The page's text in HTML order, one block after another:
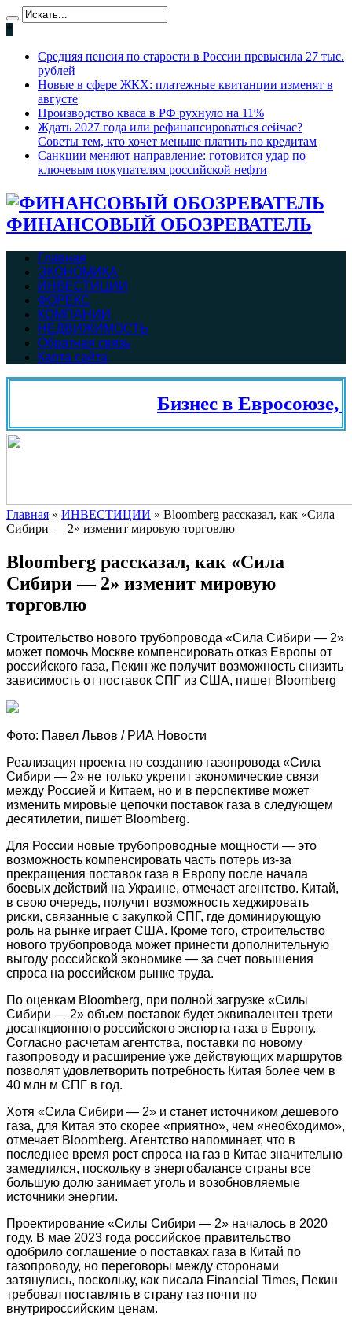
*
Средняя пенсия по старости в России превысила 27 тыс.
рублей
Новые в сфере ЖКХ: платежные квитанции изменят в
августе
Производство кваса в РФ рухнуло на 11%
Ждать 2027 года или рефинансироваться сейчас?
Советы тем, кто хочет меньше платить по кредитам
Санкции меняют направление: готовится удар по
ключевым покупателям российской нефти
ФИНАНСОВЫЙ ОБОЗРЕВАТЕЛЬ
Главная
ЭКОНОМИКА
ИНВЕСТИЦИИ
ФОРЕКС
КОМПАНИИ
НЕДВИЖИМОСТЬ
Обратная связь
Карта сайта
Бизнес в Евросоюзе,
Главная » ИНВЕСТИЦИИ » Bloomberg рассказал, как «Сила
Сибири — 2» изменит мировую торговлю
Bloomberg рассказал, как «Сила
Сибири — 2» изменит мировую
торговлю
Строительство нового трубопровода «Сила Сибири — 2»
может помочь Москве компенсировать отказ Европы от
российского газа, Пекин же получит возможность снизить
зависимость от поставок СПГ из США, пишет Bloomberg
Фото: Павел Львов / РИА Новости
Реализация проекта по созданию газопровода «Сила
Сибири — 2» не только укрепит экономические связи
между Россией и Китаем, но и в перспективе может
изменить мировые цепочки поставок газа в следующем
десятилетии, пишет Bloomberg.
Для России новые трубопроводные мощности — это
возможность компенсировать часть потерь из-за
прекращения поставок газа в Европу после начала
боевых действий на Украине, отмечает агентство. Китай,
в свою очередь, получит возможность хеджировать
риски, связанные с закупкой СПГ, где доминирующую
роль на рынке играет США. Кроме того, строительство
нового трубопровода может принести дополнительную
выгоду российской экономике — за счет повышения
спроса на российском рынке труда.
По оценкам Bloomberg, при полной загрузке «Силы
Сибири — 2» объем поставок будет эквивалентен трети
досанкционного российского экспорта газа в Европу.
Согласно расчетам агентства, поставки по новому
газопроводу и расширение уже действующих маршрутов
позволят удовлетворить потребность Китая более чем в
40 млн м СПГ в год.
Хотя «Сила Сибири — 2» и станет источником дешевого
газа, для Китая это скорее «приятно», чем «необходимо»,
отмечает Bloomberg. Агентство напоминает, что в
последнее время рост спроса на газ в Китае значительно
замедлился, поскольку в энергобалансе страны все
большую долю занимает уголь и возобновляемые
источники энергии.
Проектирование «Силы Сибири — 2» началось в 2020
году. В мае 2023 года российское правительство
одобрило соглашение о поставках газа в Китай по
газопроводу, но переговоры между сторонами
затянулись, поскольку, как писала Financial Times, Пекин
требовал поставлять в страну газ почти по
внутрироссийским ценам.